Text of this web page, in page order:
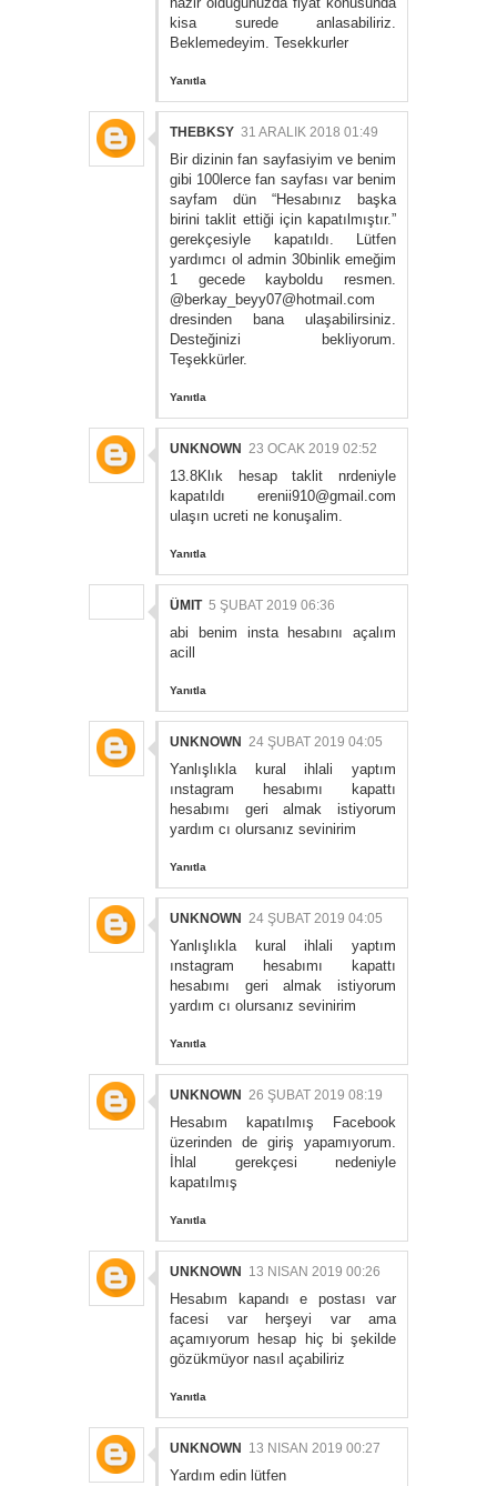
kisa surede anlasabiliriz.
Beklemedeyim. Tesekkurler
Yanıtla
THEBKSY 31 ARALIK 2018 01:49
Bir dizinin fan sayfasiyim ve benim
gibi 100lerce fan sayfası var benim
sayfam dün “Hesabınız başka
birini taklit ettiği için kapatılmıştır.”
gerekçesiyle kapatıldı. Lütfen
yardımcı ol admin 30binlik emeğim
1 gecede kayboldu resmen.
@berkay_beyy07@hotmail.com
dresinden bana ulaşabilirsiniz.
Desteğinizi bekliyorum.
Teşekkürler.
Yanıtla
UNKNOWN 23 OCAK 2019 02:52
13.8Klık hesap taklit nrdeniyle
kapatıldı erenii910@gmail.com
ulaşın ucreti ne konuşalim.
Yanıtla
ÜMIT 5 ŞUBAT 2019 06:36
abi benim insta hesabını açalım
acill
Yanıtla
UNKNOWN 24 ŞUBAT 2019 04:05
Yanlışlıkla kural ihlali yaptım
ınstagram hesabımı kapattı
hesabımı geri almak istiyorum
yardım cı olursanız sevinirim
Yanıtla
UNKNOWN 24 ŞUBAT 2019 04:05
Yanlışlıkla kural ihlali yaptım
ınstagram hesabımı kapattı
hesabımı geri almak istiyorum
yardım cı olursanız sevinirim
Yanıtla
UNKNOWN 26 ŞUBAT 2019 08:19
Hesabım kapatılmış Facebook
üzerinden de giriş yapamıyorum.
İhlal gerekçesi nedeniyle
kapatılmış
Yanıtla
UNKNOWN 13 NISAN 2019 00:26
Hesabım kapandı e postası var
facesi var herşeyi var ama
açamıyorum hesap hiç bi şekilde
gözükmüyor nasıl açabiliriz
Yanıtla
UNKNOWN 13 NISAN 2019 00:27
Yardım edin lütfen